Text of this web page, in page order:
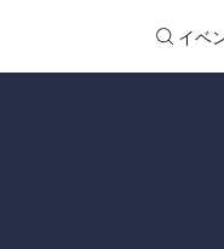
イベ